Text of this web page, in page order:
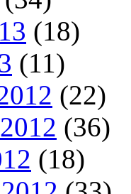
(18)
(11)
(22)
(36)
(18)